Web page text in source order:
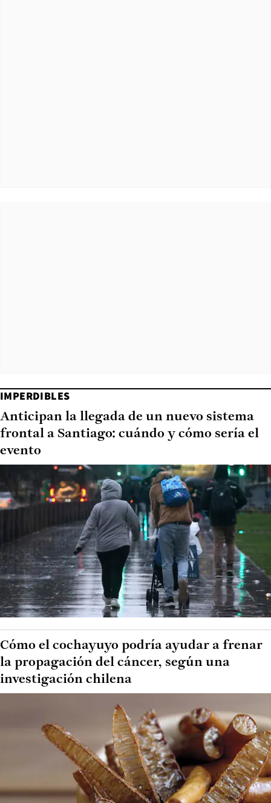
IMPERDIBLES
Anticipan la llegada de un nuevo sistema
frontal a Santiago: cuándo y cómo sería el
evento
Cómo el cochayuyo podría ayudar a frenar
la propagación del cáncer, según una
investigación chilena